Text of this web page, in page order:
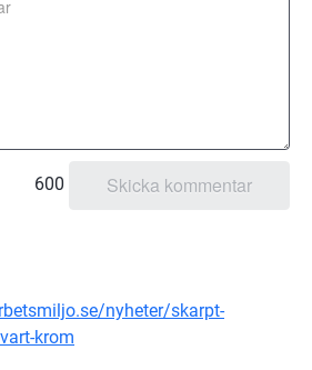
nyheter/skarpt-
krom
600